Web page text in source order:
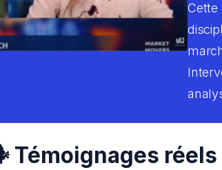
Cette
Témoignages réels